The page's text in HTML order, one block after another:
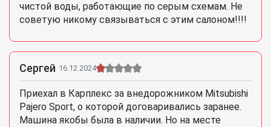
чистой воды, работающие по серым схемам. Не
советую никому связываться с этим салоном!!!!
Сергей 16.12.2024
Приехал в Карплекс за внедорожником Mitsubishi
Pajero Sport, о которой договаривались заранее.
Машина якобы была в наличии. Но на месте